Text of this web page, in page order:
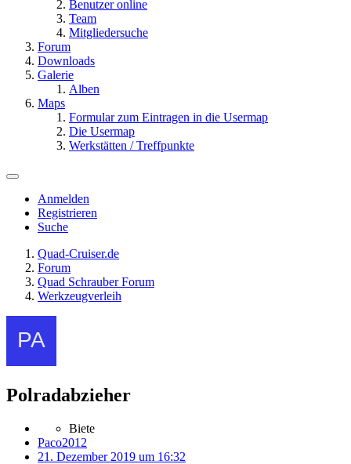
Benutzer online
Team
Mitgliedersuche
Forum
Downloads
Galerie
Alben
Maps
Formular zum Eintragen in die Usermap
Die Usermap
Werkstätten / Treffpunkte
Anmelden
Registrieren
Suche
Quad-Cruiser.de
Forum
Quad Schrauber Forum
Werkzeugverleih
Polradabzieher
Biete
Paco2012
21. Dezember 2019 um 16:32